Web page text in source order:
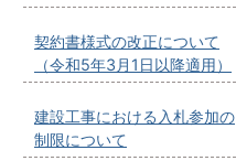
契約書様式の改正について
（令和5年3月1日以降適用）
建設工事における入札参加の
制限について